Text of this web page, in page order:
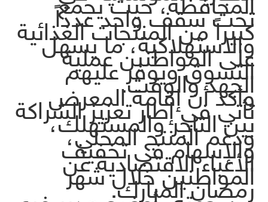
تحت سقف واحد عدداً
كبيراً من المنتجات الغذائية
والاستهلاكية، ما يسهل
على المواطنين عملية
التسوق ويوفر عليهم
الجهد والوقت.
وأكد أن إقامة المعرض
تأتي في إطار تعزيز الشراكة
بين التاجر والمستهلك،
ودعم المنتج المحلي،
والإسهام في تخفيف
الأعباء الاقتصادية عن
المواطنين خلال شهر
رمضان المبارك.